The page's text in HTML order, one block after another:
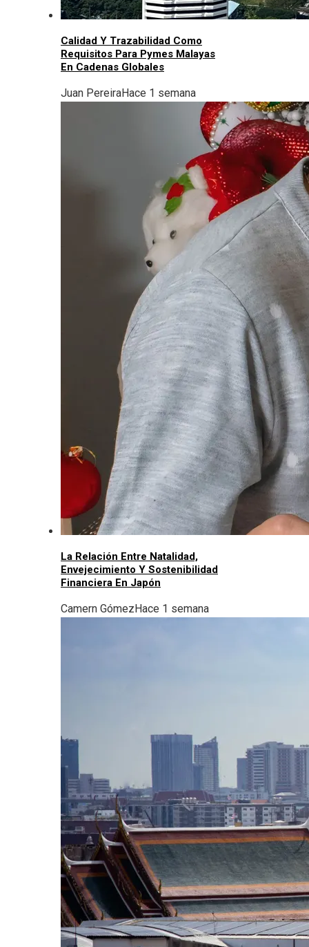
Calidad Y Trazabilidad Como
Requisitos Para Pymes Malayas
En Cadenas Globales
Juan PereiraHace 1 semana
La Relación Entre Natalidad,
Envejecimiento Y Sostenibilidad
Financiera En Japón
Camern GómezHace 1 semana